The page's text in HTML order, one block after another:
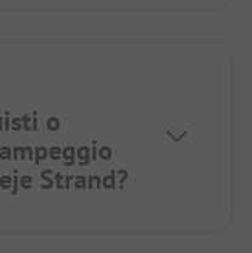
o
Strand?